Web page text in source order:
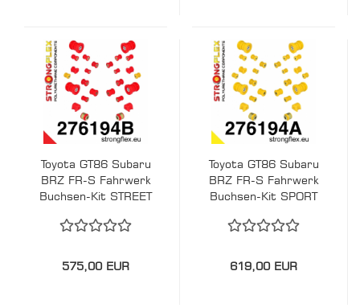
Toyota GT86 Subaru
BRZ FR-S Fahrwerk
Buchsen-Kit STREET
STRONGFLEX PU
575,00 EUR
Toyota GT86 Subaru
BRZ FR-S Fahrwerk
Buchsen-Kit SPORT
STRONGFLEX PU
619,00 EUR